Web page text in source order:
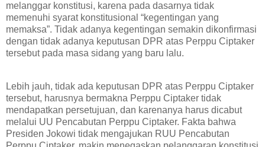
melanggar konstitusi, karena pada dasarnya tidak
memenuhi syarat konstitusional “kegentingan yang
memaksa”. Tidak adanya kegentingan semakin dikonfirmasi
dengan tidak adanya keputusan DPR atas Perppu Ciptaker
tersebut pada masa sidang yang baru lalu.
Lebih jauh, tidak ada keputusan DPR atas Perppu Ciptaker
tersebut, harusnya bermakna Perppu Ciptaker tidak
mendapatkan persetujuan, dan karenanya harus dicabut
melalui UU Pencabutan Perppu Ciptaker. Fakta bahwa
Presiden Jokowi tidak mengajukan RUU Pencabutan